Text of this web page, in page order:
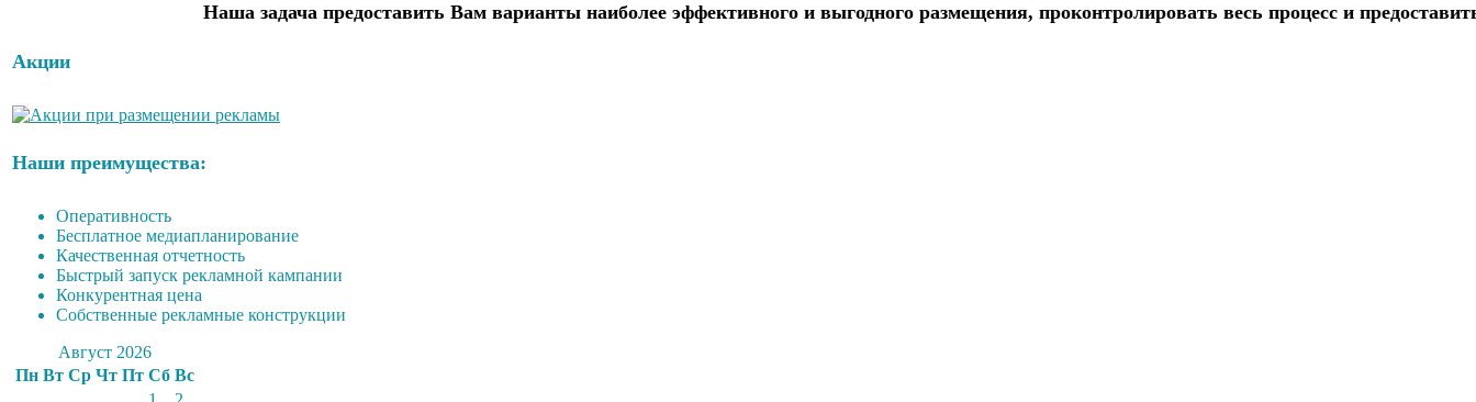
Наша задача предоставить Вам варианты наиболее эффективного и выгодного размещения, проконтролировать весь процесс и
Акции
Наши преимущества:
Оперативность
Бесплатное медиапланирование
Качественная отчетность
Быстрый запуск рекламной кампании
Конкурентная цена
Собственные рекламные конструкции
Август 2026
Пн Вт Ср Чт Пт Сб Вс